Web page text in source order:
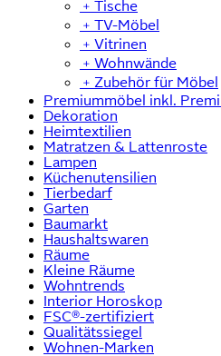
﹢ Tische
﹢ TV-Möbel
﹢ Vitrinen
﹢ Wohnwände
﹢ Zubehör für Möbel
Premiummöbel inkl.
Dekoration
Heimtextilien
Matratzen & Lattenroste
Lampen
Küchenutensilien
Tierbedarf
Garten
Baumarkt
Haushaltswaren
Räume
Kleine Räume
Wohntrends
Interior Horoskop
FSC®-zertifiziert
Qualitätssiegel
Wohnen-Marken